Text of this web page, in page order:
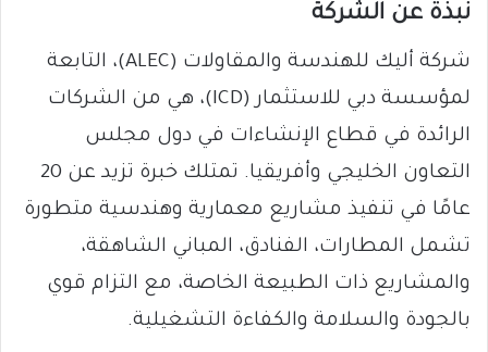
نبذة عن الشركة
شركة أليك للهندسة والمقاولات (ALEC)، التابعة
لمؤسسة دبي للاستثمار (ICD)، هي من الشركات
الرائدة في قطاع الإنشاءات في دول مجلس
التعاون الخليجي وأفريقيا. تمتلك خبرة تزيد عن 20
عامًا في تنفيذ مشاريع معمارية وهندسية متطورة
تشمل المطارات، الفنادق، المباني الشاهقة،
والمشاريع ذات الطبيعة الخاصة، مع التزام قوي
بالجودة والسلامة والكفاءة التشغيلية.